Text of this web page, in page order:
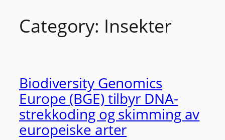
SkipCategory: Insekter
Biodiversity Genomics
Europe (BGE) tilbyr DNA-
strekkoding og skimming av
europeiske arter